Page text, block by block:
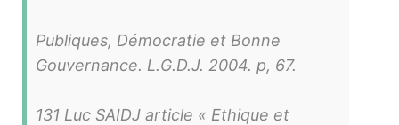
Publiques, Démocratie et Bonne
Gouvernance. L.G.D.J. 2004. p, 67.
131 Luc SAIDJ article « Ethique et